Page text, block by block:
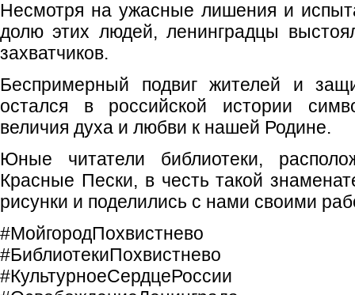
Несмотря на ужасные лишения и
долю этих людей, ленинградцы
захватчиков.
Беспримерный подвиг жителей и
остался в российской истории
величия духа и любви к нашей Родине.
Юные читатели библиотеки,
Красные Пески, в честь такой
рисунки и поделились с нами своими
#МойгородПохвистнево
#БиблиотекиПохвистнево
#КультурноеСердцеРоссии